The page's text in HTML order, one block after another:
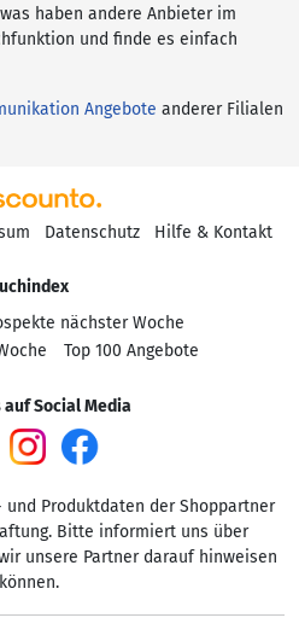
haben andere Anbieter im
und finde es einfach
Angebote anderer Filialen
Datenschutz Hilfe & Kontakt
nächster Woche
Top 100 Angebote
auf Social Media
Produktdaten der Shoppartner
Bitte informiert uns über
unsere Partner darauf hinweisen
können.